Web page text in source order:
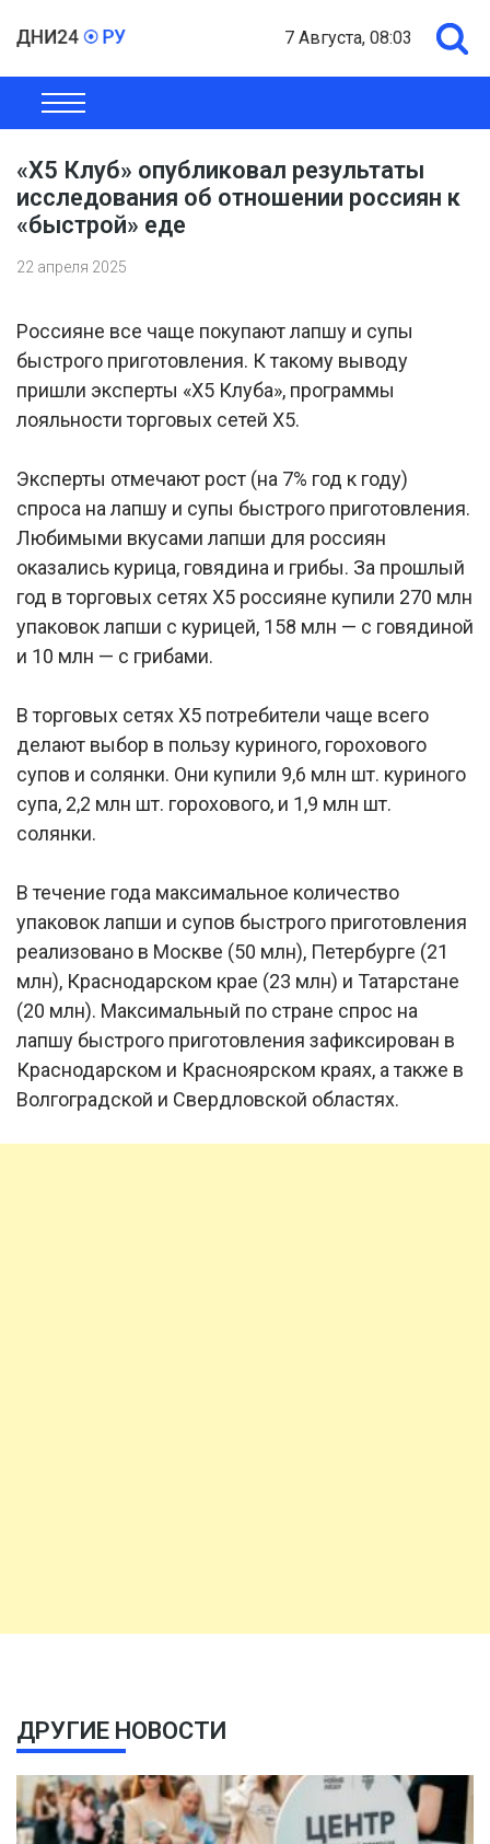
7 Августа, 08:03
ОБЩЕСТВО
«X5 Клуб» опубликовал результаты
исследования об отношении россиян к
«быстрой» еде
22 апреля 2025
Россияне все чаще покупают лапшу и супы
быстрого приготовления. К такому выводу
пришли эксперты «X5 Клуба», программы
лояльности торговых сетей X5.
Эксперты отмечают рост (на 7% год к году)
спроса на лапшу и супы быстрого приготовления.
Любимыми вкусами лапши для россиян
оказались курица, говядина и грибы. За прошлый
год в торговых сетях X5 россияне купили 270 млн
упаковок лапши с курицей, 158 млн — с говядиной
и 10 млн — с грибами.
В торговых сетях X5 потребители чаще всего
делают выбор в пользу куриного, горохового
супов и солянки. Они купили 9,6 млн шт. куриного
супа, 2,2 млн шт. горохового, и 1,9 млн шт.
солянки.
В течение года максимальное количество
упаковок лапши и супов быстрого приготовления
реализовано в Москве (50 млн), Петербурге (21
млн), Краснодарском крае (23 млн) и Татарстане
(20 млн). Максимальный по стране спрос на
лапшу быстрого приготовления зафиксирован в
Краснодарском и Красноярском краях, а также в
Волгоградской и Свердловской областях.
ДРУГИЕ НОВОСТИ